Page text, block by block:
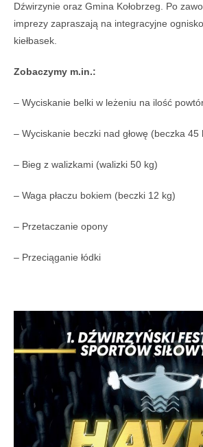
Dźwirzynie oraz Gmina Kołobrzeg. Po
imprezy zapraszają na integracyjne
kiełbasek.
Zobaczymy m.in.:
– Wyciskanie belki w leżeniu na ilość
– Wyciskanie beczki nad głowę (beczka 45
– Bieg z walizkami (walizki 50 kg)
– Waga płaczu bokiem (beczki 12 kg)
– Przetaczanie opony
– Przeciąganie łódki